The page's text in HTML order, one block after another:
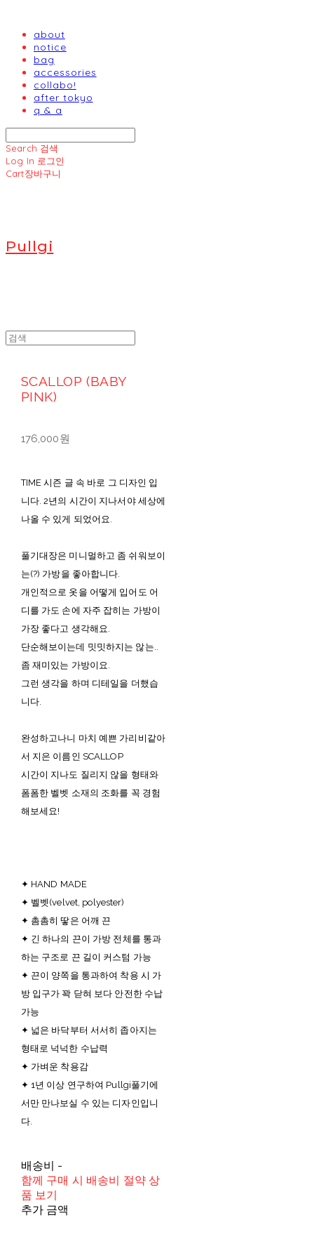
about
notice
bag
accessories
collabo!
after tokyo
q & a
Search 검색
Log In 로그인
Cart장바구니
Pullgi
SCALLOP (BABY
PINK)
176,000원
TIME 시즌 글 속 바로 그 디자인 입
니다. 2년의 시간이 지나서야 세상에
나올 수 있게 되었어요.
풀기대장은 미니멀하고 좀 쉬워보이
는(?) 가방을 좋아합니다.
개인적으로 옷을 어떻게 입어도 어
디를 가도 손에 자주 잡히는 가방이
가장 좋다고 생각해요.
단순해보이는데 밋밋하지는 않는..
좀 재미있는 가방이요.
그런 생각을 하며 디테일을 더했습
니다.
완성하고나니 마치 예쁜 가리비같아
서 지은 이름인 SCALLOP
시간이 지나도 질리지 않을 형태와
폼폼한 벨벳 소재의 조화를 꼭 경험
해보세요!
✦ HAND MADE
✦ 벨벳(velvet, polyester)
✦ 촘촘히 땋은 어깨 끈
✦ 긴 하나의 끈이 가방 전체를 통과
하는 구조로 끈 길이 커스텀 가능
✦ 끈이 양쪽을 통과하여 착용 시 가
방 입구가 꽉 닫혀 보다 안전한 수납
가능
✦ 넓은 바닥부터 서서히 좁아지는
형태로 넉넉한 수납력
✦ 가벼운 착용감
✦ 1년 이상 연구하여 Pullgi풀기에
서만 만나보실 수 있는 디자인입니
다.
배송비 -
함께 구매 시 배송비 절약 상
품 보기
추가 금액